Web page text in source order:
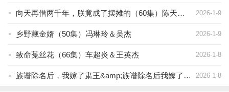
2026-1-9
向天再借两千年，朕竟成了摆摊的（60集）陈天晓&amp;金瞳
2026-1-9
乡野藏金婿（50集）冯琳玲＆吴杰
2026-1-8
致命菟丝花（66集）车超炎＆王英杰
2026-1-8
族谱除名后，我嫁了肃王&amp;族谱除名后我嫁了肃王（34集）Ai短剧